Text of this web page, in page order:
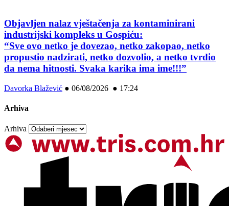
Objavljen nalaz vještačenja za kontaminirani
industrijski kompleks u Gospiću:
“Sve ovo netko je dovezao, netko zakopao, netko
propustio nadzirati, netko dozvolio, a netko tvrdio
da nema hitnosti. Svaka karika ima ime!!!”
Davorka Blažević ● 06/08/2026 ● 17:24
Arhiva
Arhiva